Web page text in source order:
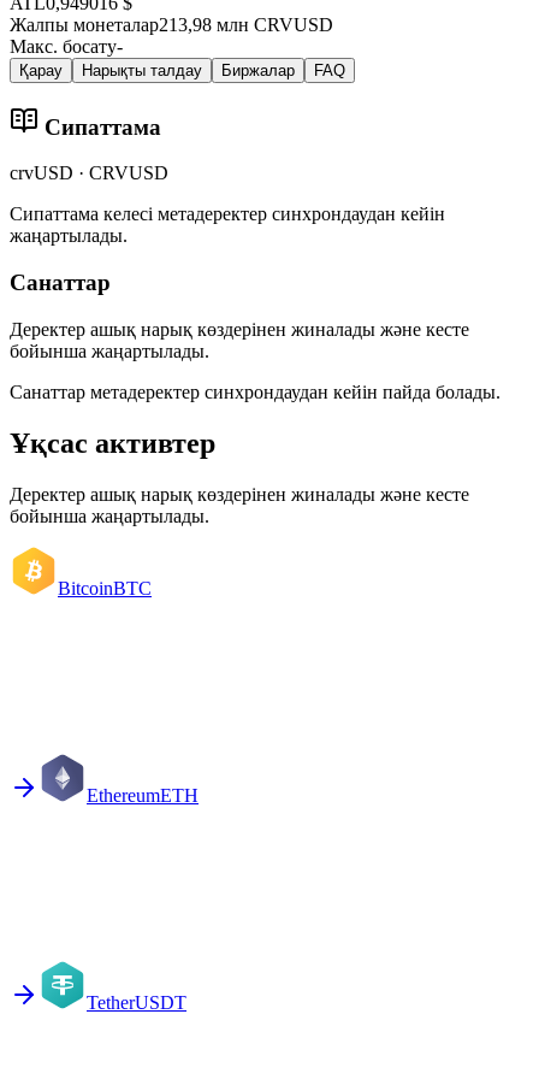
Жалпы монеталар213,98 млн CRVUSD
Макс. босату-
Қарау Нарықты талдау Биржалар FAQ
Сипаттама
crvUSD · CRVUSD
Сипаттама келесі метадеректер синхрондаудан кейін
жаңартылады.
Санаттар
Деректер ашық нарық көздерінен жиналады және кесте
бойынша жаңартылады.
Санаттар метадеректер синхрондаудан кейін пайда болады.
Ұқсас активтер
Деректер ашық нарық көздерінен жиналады және кесте
бойынша жаңартылады.
BitcoinBTC
EthereumETH
TetherUSDT